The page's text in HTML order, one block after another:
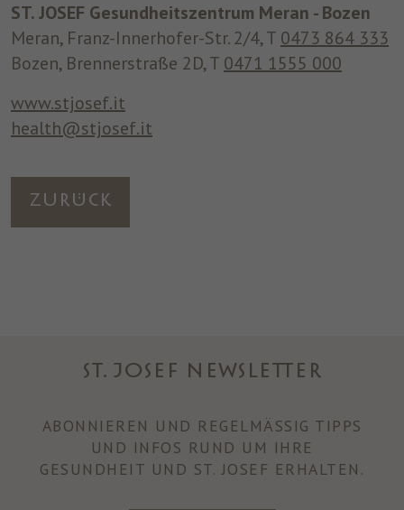
ST. JOSEF Gesundheitszentrum Meran - Bozen
Meran, Franz-Innerhofer-Str. 2/4, T 0473 864 333
Bozen, Brennerstraße 2D, T 0471 1555 000
www.stjosef.it
health@stjosef.it
Zurück
ST. JOSEF NEWSLETTER
ABONNIEREN UND REGELMÄSSIG TIPPS U
ND INFOS RUND UM IHRE
GESUNDHEIT UND ST. JOSEF ERHALTEN.